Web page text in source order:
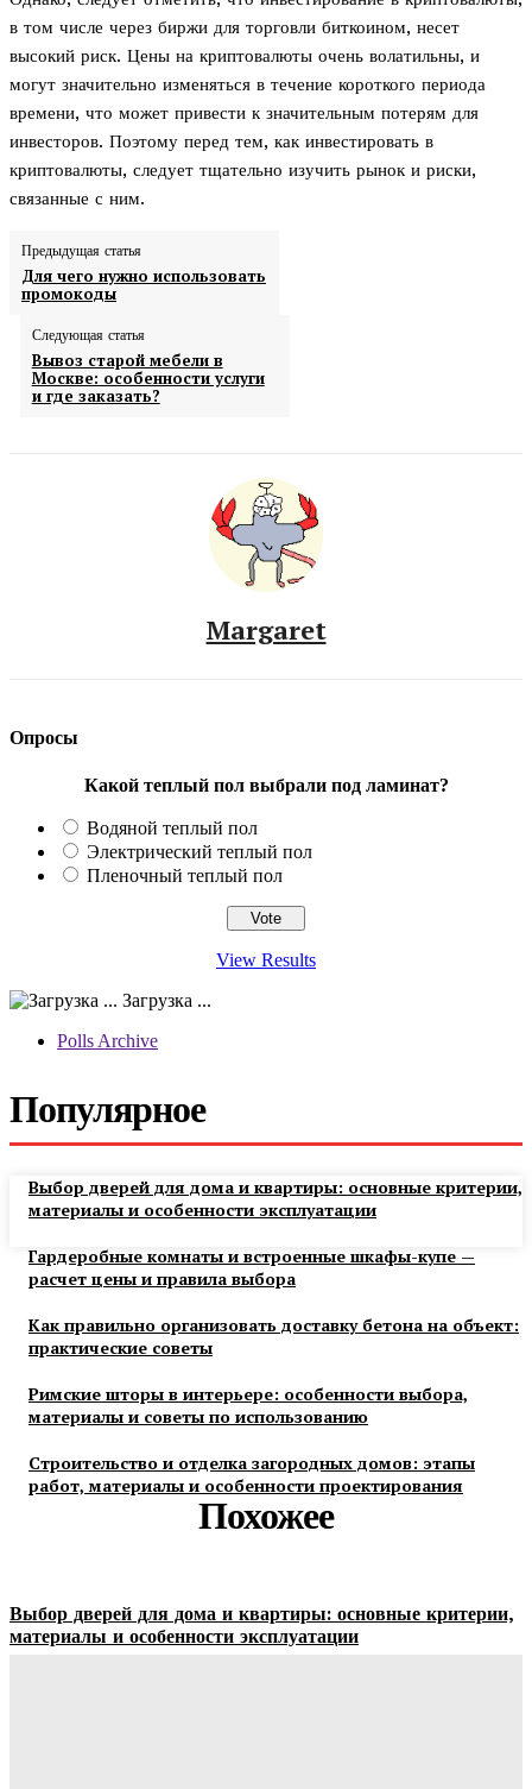
в том числе через биржи для торговли биткоином, несет
высокий риск. Цены на криптовалюты очень волатильны, и
могут значительно изменяться в течение короткого периода
времени, что может привести к значительным потерям для
инвесторов. Поэтому перед тем, как инвестировать в
криптовалюты, следует тщательно изучить рынок и риски,
связанные с ним.
Предыдущая статья
Для чего нужно использовать
промокоды
Следующая статья
Вывоз старой мебели в
Москве: особенности услуги
и где заказать?
Margaret
Опросы
Какой теплый пол выбрали под ламинат?
Водяной теплый пол
Электрический теплый пол
Пленочный теплый пол
View Results
Загрузка ...
Polls Archive
Популярное
Выбор дверей для дома и квартиры: основные критерии,
материалы и особенности эксплуатации
Гардеробные комнаты и встроенные шкафы-купе —
расчет цены и правила выбора
Как правильно организовать доставку бетона на объект:
практические советы
Римские шторы в интерьере: особенности выбора,
материалы и советы по использованию
Строительство и отделка загородных домов: этапы
работ, материалы и особенности проектирования
Похожее
Выбор дверей для дома и квартиры: основные критерии,
материалы и особенности эксплуатации